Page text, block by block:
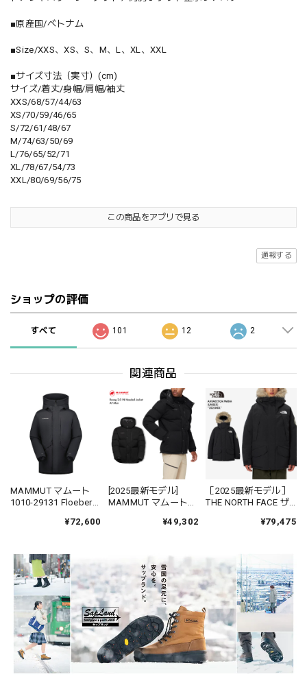
■原産国/ベトナム
■Size/XXS、XS、S、M、L、XL、XXL
■サイズ寸法（実寸）(cm)
サイズ/着丈/身幅/肩幅/袖丈
XXS/68/57/44/63
XS/70/59/46/65
S/72/61/48/67
M/74/63/50/69
L/76/65/52/71
XL/78/67/54/73
XXL/80/69/56/75
この商品をアプリで見る
通報する
ショップの評価
すべて 101 12 2
関連商品
MAMMUT マムート
1010-29131 Floeberg
Coat AF Men メンズ
¥72,600
[2025最新モデル]
MAMMUT マムート
2.0 インサレーション
¥49,302
［2025最新モデル］
THE NORTH FACE ザ
ND92546 アンターク
Parka 定番
¥79,475